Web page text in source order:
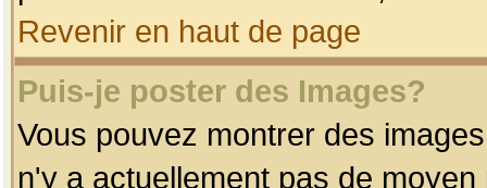
Revenir en haut de page
Puis-je poster des Images?
Vous pouvez montrer des
n'y a actuellement pas de